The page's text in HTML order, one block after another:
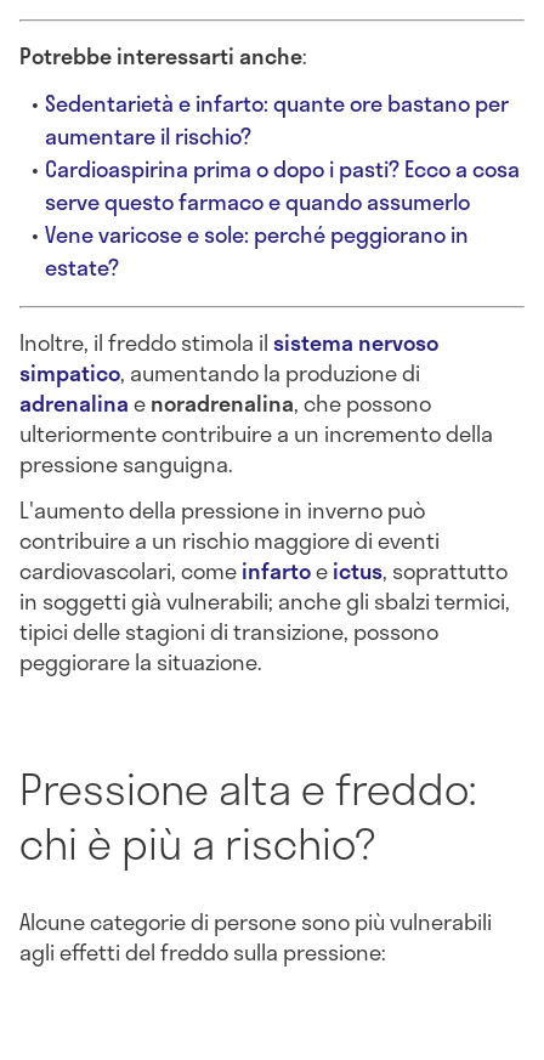
Potrebbe interessarti anche:
Sedentarietà e infarto: quante ore bastano per
aumentare il rischio?
Cardioaspirina prima o dopo i pasti? Ecco a cosa
serve questo farmaco e quando assumerlo
Vene varicose e sole: perché peggiorano in
estate?
Inoltre, il freddo stimola ilsistema nervoso
simpatico, aumentando la produzione di
adrenalinaenoradrenalina, che possono
ulteriormente contribuire a un incremento della
pressione sanguigna.
L'aumento della pressione in inverno può
contribuire a un rischio maggiore di eventi
cardiovascolari, comeinfartoeictus, soprattutto
in soggetti già vulnerabili; anche gli sbalzi termici,
tipici delle stagioni di transizione, possono
peggiorare la situazione.
Pressione alta e freddo:
chi è più a rischio?
Alcune categorie di persone sono più vulnerabili
agli effetti del freddo sulla pressione: